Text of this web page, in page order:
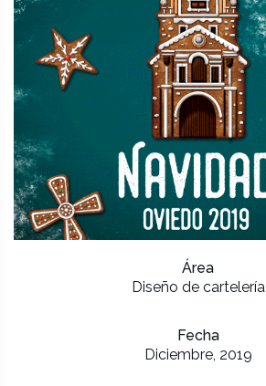
Área
Diseño de cartelería
Fecha
Diciembre, 2019